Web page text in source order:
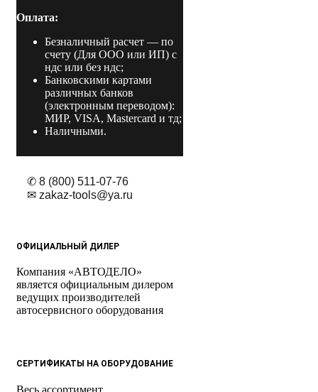
Оплата:
Безналичный расчет — по
счету (Для ООО или ИП) с
ндс или без ндс;
Банковскими картами
различных банков
(электронным переводом):
МИР, VISA, Mastercard и тд;
Наличными.
✆ 8 (800) 511-07-76
✉ zakaz-tools@ya.ru
ОФИЦИАЛЬНЫЙ ДИЛЕР
Компания «АВТОДЕЛО»
является официальным дилером
ведущих производителей
автосервисного оборудования
СЕРТИФИКАТЫ НА ОБОРУДОВАНИЕ
Весь ассортимент